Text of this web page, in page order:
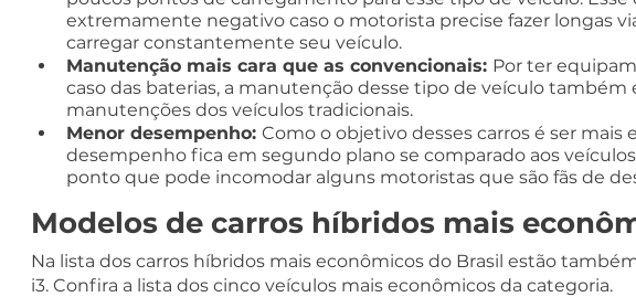
extremamente negativo caso o motorista precise fazer longas
carregar constantemente seu veículo.
Manutenção mais cara que as convencionais: Por ter
caso das baterias, a manutenção desse tipo de veículo também
manutenções dos veículos tradicionais.
Menor desempenho: Como o objetivo desses carros é ser mais
desempenho fica em segundo plano se comparado aos
ponto que pode incomodar alguns motoristas que são fãs de
Modelos de carros híbridos mais
Na lista dos carros híbridos mais econômicos do Brasil estão
i3. Confira a lista dos cinco veículos mais econômicos da categoria.